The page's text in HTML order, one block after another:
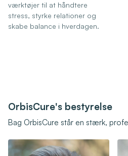
værktøjer til at håndtere
stress, styrke relationer og
skabe balance i hverdagen.
OrbisCure's bestyrelse
Bag OrbisCure står en stærk,